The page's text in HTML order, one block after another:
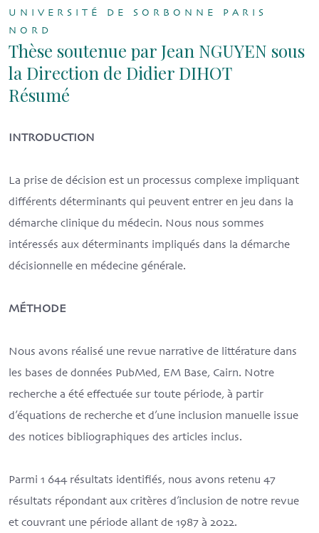
UNIVERSITÉ DE SORBONNE PARIS
NORD
Thèse soutenue par Jean NGUYEN sous
la Direction de Didier DIHOT
Résumé
INTRODUCTION
La prise de décision est un processus complexe impliquant
différents déterminants qui peuvent entrer en jeu dans la
démarche clinique du médecin. Nous nous sommes
intéressés aux déterminants impliqués dans la démarche
décisionnelle en médecine générale.
MÉTHODE
Nous avons réalisé une revue narrative de littérature dans
les bases de données PubMed, EM Base, Cairn. Notre
recherche a été effectuée sur toute période, à partir
d’équations de recherche et d’une inclusion manuelle issue
des notices bibliographiques des articles inclus.
Parmi 1 644 résultats identifiés, nous avons retenu 47
résultats répondant aux critères d’inclusion de notre revue
et couvrant une période allant de 1987 à 2022.